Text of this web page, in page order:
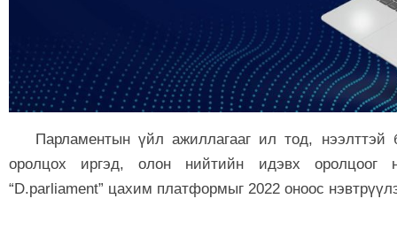
Парламентын үйл ажиллагааг ил тод, нээлттэй
оролцох иргэд, олон нийтийн идэвх оролцоог
“D.parliament” цахим платформыг 2022 оноос